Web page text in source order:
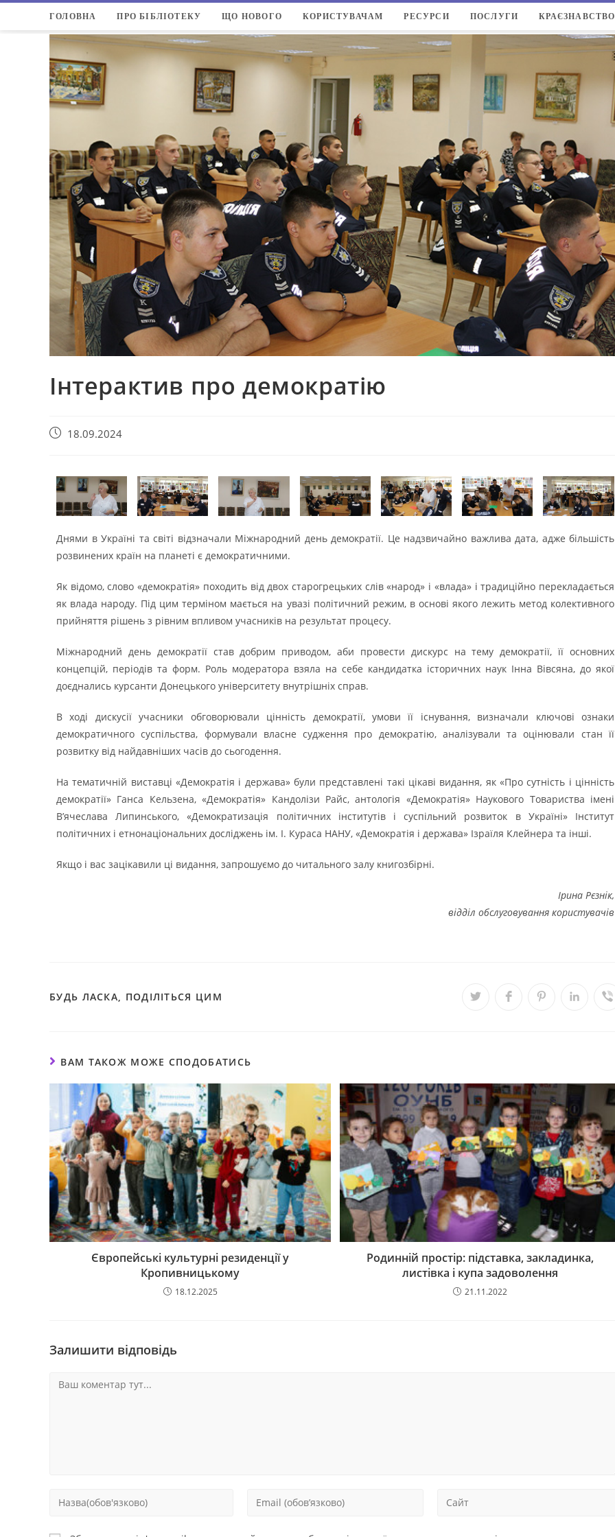
ГОЛОВНА ПРО БІБЛІОТЕКУ ЩО НОВОГО КОРИСТУВАЧАМ РЕСУРСИ ПОСЛУГИ КРАЄЗНАВСТВО
Інтерактив про демократію
18.09.2024
Днями в Україні та світі відзначали Міжнародний день демократії. Це надзвичайно важлива дата, адже більшість
розвинених країн на планеті є демократичними.
Як відомо, слово «демократія» походить від двох старогрецьких слів «народ» і «влада» і традиційно перекладається
як влада народу. Під цим терміном мається на увазі політичний режим, в основі якого лежить метод колективного
прийняття рішень з рівним впливом учасників на результат процесу.
Міжнародний день демократії став добрим приводом, аби провести дискурс на тему демократії, її основних
концепцій, періодів та форм. Роль модератора взяла на себе кандидатка історичних наук Інна Вівсяна, до якої
доєднались курсанти Донецького університету внутрішніх справ.
В ході дискусії учасники обговорювали цінність демократії, умови її існування, визначали ключові ознаки
демократичного суспільства, формували власне судження про демократію, аналізували та оцінювали стан її
розвитку від найдавніших часів до сьогодення.
На тематичній виставці «Демократія і держава» були представлені такі цікаві видання, як «Про сутність і цінність
демократії» Ганса Кельзена, «Демократія» Кандолізи Райс, антологія «Демократія» Наукового Товариства імені
В’ячеслава Липинського, «Демократизація політичних інститутів і суспільний розвиток в Україні» Інститут
політичних і етнонаціональних досліджень ім. І. Кураса НАНУ, «Демократія і держава» Ізраїля Клейнера та інші.
Якщо і вас зацікавили ці видання, запрошуємо до читального залу книгозбірні.
Ірина Рєзнік,
відділ обслуговування користувачів
БУДЬ ЛАСКА, ПОДІЛІТЬСЯ ЦИМ
ВАМ ТАКОЖ МОЖЕ СПОДОБАТИСЬ
Європейські культурні резиденції у
Кропивницькому
18.12.2025
Родинній простір: підставка, закладинка,
листівка і купа задоволення
21.11.2022
Залишити відповідь